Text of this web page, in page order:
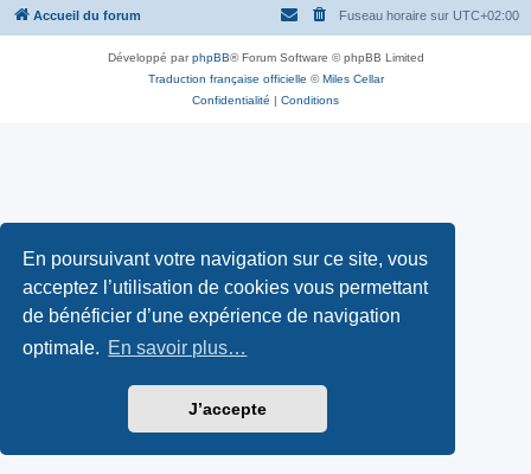
En poursuivant votre navigation sur ce site, vous
acceptez l’utilisation de cookies vous permettant
de bénéficier d’une expérience de navigation
optimale. En savoir plus…
J’accepte
Accueil du forum Fuseau horaire sur UTC+02:00
Développé parphpBB® Forum Software © phpBB Limited
Traduction française officielle ©Miles Cellar
Confidentialité | Conditions